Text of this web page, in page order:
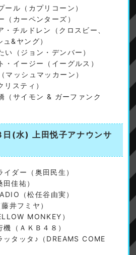
ル（カプリコーン）
カーペンターズ）
チルドレン（クロスビー、
&ヤング）
（ジョン・デンバー）
イージー（イーグルス）
マッシュマッカーン）
スティ）
（サイモン & ガーファンク
(水) 上田悦子アナウンサ
ダー（奥田民生）
佳祐）
（松任谷由実）
井フミヤ）
MONKEY）
（ＡＫＢ４８）
ッタッタ♪（DREAMS COME